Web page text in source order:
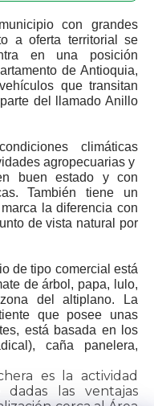
con grandes
a oferta territorial se
en una posición
de Antioquia,
que transitan
del llamado Anillo
climáticas
agropecuarias y
buen estado y con
También tiene un
la diferencia con
de vista natural por
de tipo comercial está
de árbol, papa, lulo,
del altiplano. La
que posee unas
está basada en los
caña panelera,
es la actividad
dadas las ventajas